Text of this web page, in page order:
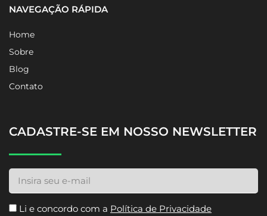
NAVEGAÇÃO RÁPIDA
Home
Sobre
Blog
Contato
CADASTRE-SE EM NOSSO NEWSLETTER
Li e concordo com a Política de Privacidade